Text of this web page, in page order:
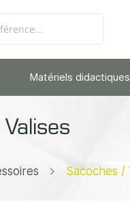
Matériels didactiques
Sacoches /